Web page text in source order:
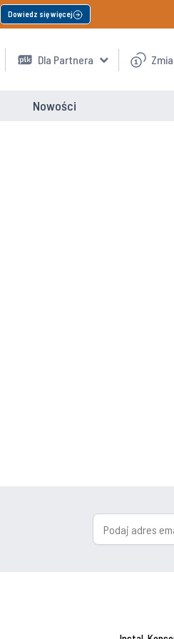
Dowiedz się więcej
Dla Partnera
Nowości